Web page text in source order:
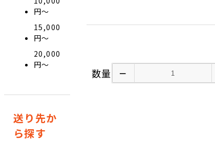
円〜
15,000
円〜
20,000
円〜
送り先か
ら探す
数量 −